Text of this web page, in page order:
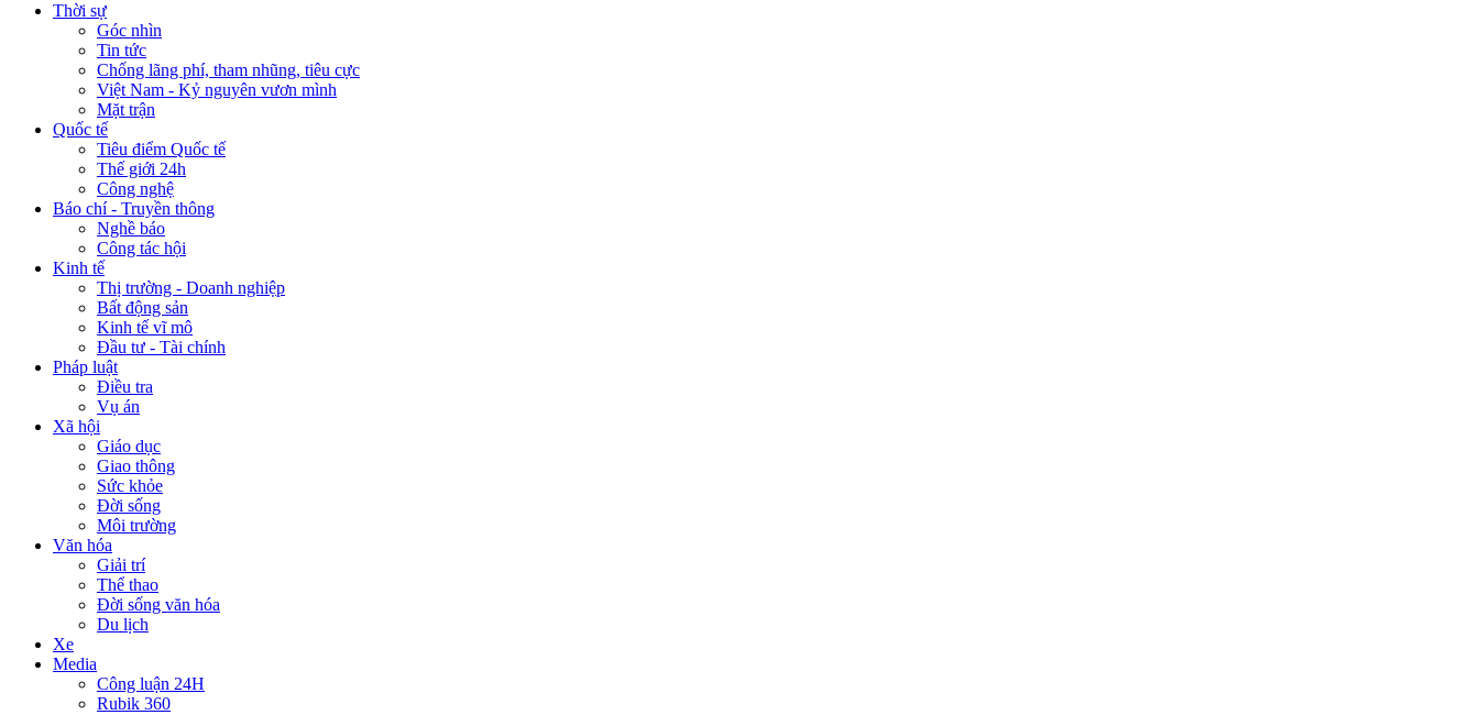
Thời sự
Góc nhìn
Tin tức
Chống lãng phí, tham nhũng, tiêu cực
Việt Nam - Kỷ nguyên vươn mình
Mặt trận
Quốc tế
Tiêu điểm Quốc tế
Thế giới 24h
Công nghệ
Báo chí - Truyền thông
Nghề báo
Công tác hội
Kinh tế
Thị trường - Doanh nghiệp
Bất động sản
Kinh tế vĩ mô
Đầu tư - Tài chính
Pháp luật
Điều tra
Vụ án
Xã hội
Giáo dục
Giao thông
Sức khỏe
Đời sống
Môi trường
Văn hóa
Giải trí
Thể thao
Đời sống văn hóa
Du lịch
Xe
Media
Công luận 24H
Rubik 360